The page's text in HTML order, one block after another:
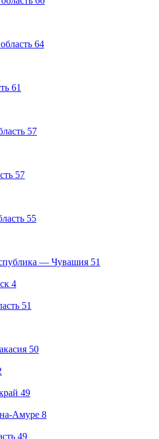
64
61
57
57
55
— Чувашия 51
4
51
50
49
Амуре 8
49